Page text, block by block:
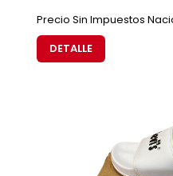
Precio Sin Impuestos
DETALLE